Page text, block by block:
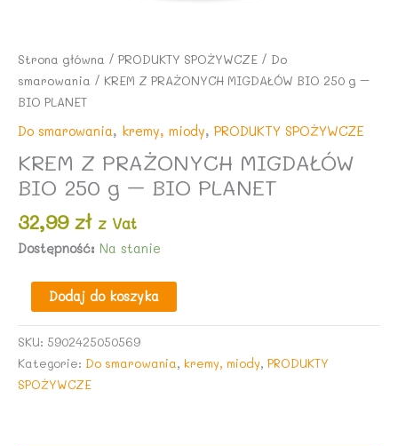
Strona główna / PRODUKTY SPOŻYWCZE / Do
smarowania / KREM Z PRAŻONYCH MIGDAŁÓW BIO 250 g –
BIO PLANET
Do smarowania, kremy, miody, PRODUKTY SPOŻYWCZE
KREM Z PRAŻONYCH MIGDAŁÓW
BIO 250 g – BIO PLANET
32,99 zł z Vat
Dostępność: Na stanie
KREM
Z
PRAŻONYCH
MIGDAŁÓW
Dodaj do koszyka
SKU: 5902425050569
Kategorie: Do smarowania, kremy, miody, PRODUKTY
SPOŻYWCZE